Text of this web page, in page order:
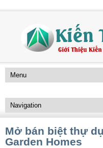
Mở bán biệt thự
Garden Homes